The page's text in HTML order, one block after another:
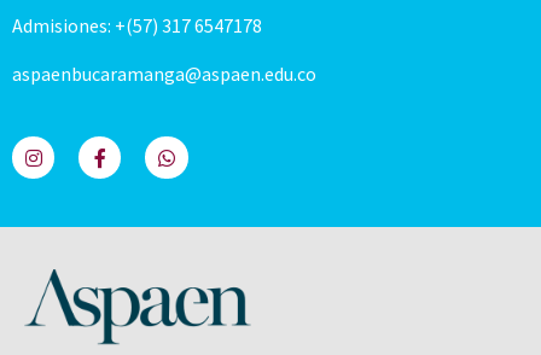
Admisiones: +(57) 317 6547178
aspaenbucaramanga@aspaen.edu.co